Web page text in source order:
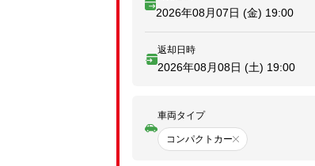
2026年08月07日 (金) 19:00
返却日時
2026年08月08日 (土) 19:00
車両タイプ
コンパクトカー